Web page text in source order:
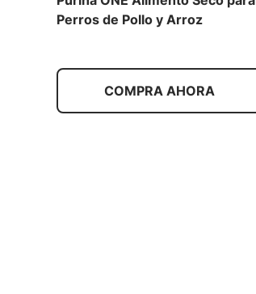
Perros de Pollo y Arroz
COMPRA AHORA